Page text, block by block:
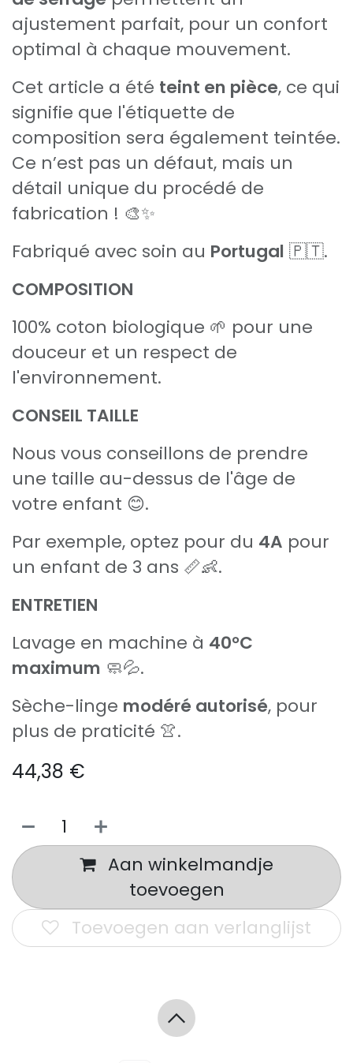
ajustement parfait, pour un confort
optimal à chaque mouvement.
Cet article a été teint en pièce, ce qui
signifie que l'étiquette de
composition sera également teintée.
Ce n’est pas un défaut, mais un
détail unique du procédé de
fabrication ! 🎨✨
Fabriqué avec soin au Portugal 🇵🇹.
COMPOSITION
100% coton biologique 🌱 pour une
douceur et un respect de
l'environnement.
CONSEIL TAILLE
Nous vous conseillons de prendre
une taille au-dessus de l'âge de
votre enfant 😊.
Par exemple, optez pour du 4A pour
un enfant de 3 ans 📏👶.
ENTRETIEN
Lavage en machine à 40°C
maximum 🧼💦.
Sèche-linge modéré autorisé, pour
plus de praticité 👚.
44,38 €
Aan winkelmandje
toevoegen
Toevoegen aan verlanglijst